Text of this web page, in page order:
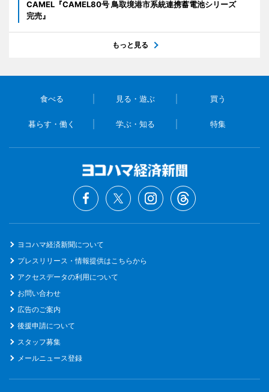
CAMEL『CAMEL80号 鳥取境港市系統連携蓄電池シリーズ
完売』
もっと見る
食べる 見る・遊ぶ 買う
暮らす・働く 学ぶ・知る 特集
ヨコハマ経済新聞について
プレスリリース・情報提供はこちらから
アクセスデータの利用について
お問い合わせ
広告のご案内
後援申請について
スタッフ募集
メールニュース登録